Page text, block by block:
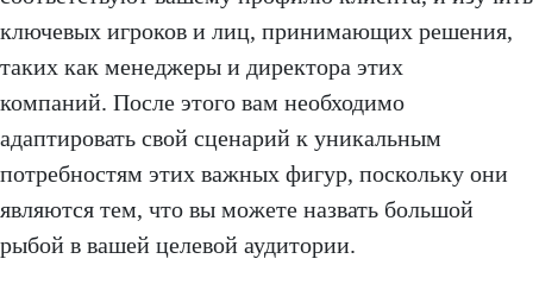
ключевых игроков и лиц, принимающих решения,
таких как менеджеры и директора этих
компаний. После этого вам необходимо
адаптировать свой сценарий к уникальным
потребностям этих важных фигур, поскольку они
являются тем, что вы можете назвать большой
рыбой в вашей целевой аудитории.